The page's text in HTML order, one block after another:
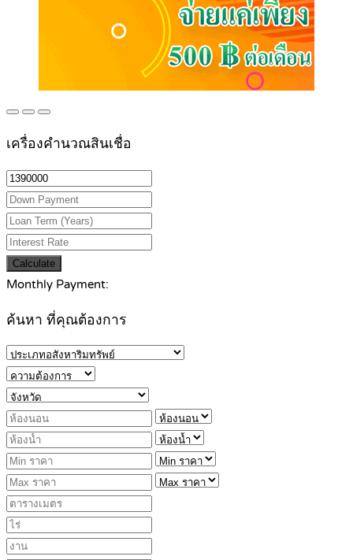
เครื่องคำนวณสินเชื่อ
Calculate
Monthly Payment:
ค้นหา ที่คุณต้องการ